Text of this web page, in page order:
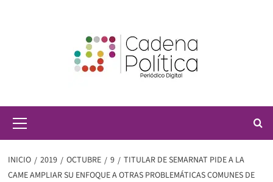
principal
INICIO 2019 OCTUBRE 9
TITULAR DE SEMARNAT PIDE A LA
CAME AMPLIAR SU ENFOQUE A OTRAS PROBLEMÁTICAS COMUNES DE